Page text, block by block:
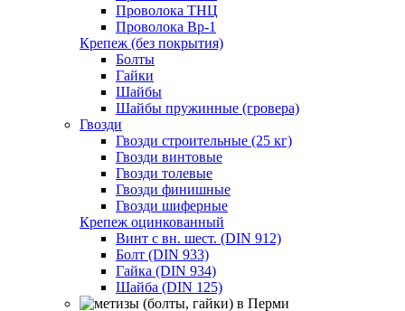
Проволока ТНЦ
Проволока Вр-1
Крепеж (без покрытия)
Болты
Гайки
Шайбы
Шайбы пружинные (гровера)
Гвозди
Гвозди строительные (25 кг)
Гвозди винтовые
Гвозди толевые
Гвозди финишные
Гвозди шиферные
Крепеж оцинкованный
Винт с вн. шест. (DIN 912)
Болт (DIN 933)
Гайка (DIN 934)
Шайба (DIN 125)